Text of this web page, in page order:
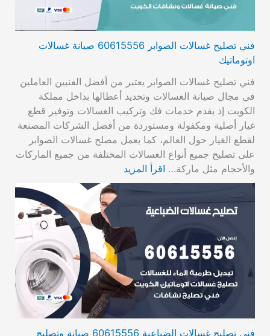
فني تصليح غسالات الصوابر 60615556 صيانة غسالات
اوتوماتيك
فني تصليح غسالات الصوابر يعتبر من أفضل الفنيين العاملين
في مجال صيانة الغسالات وتحديد أعطالها بداخل مملكة
الكويت إذ يقدم خدمات فك وتركيب الغسالات وتوفير قطع
غيار أصلية ومكفولة ومستوردة من أفضل الشركات المصنعة
لقطع الغيار حول العالم، كما يعمل مصلح غسالات الصوابر
على تصليح جميع أنواع الغسالات المختلفة من جميع الماركات
والأحجام مثل ماركة… اقرأ المزيد
فني تصليح غسالات الضباعية 60615556 صيانة وتصليح